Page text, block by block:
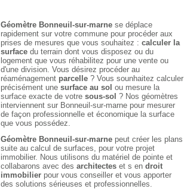
Géomètre Bonneuil-sur-marne se déplace
rapidement sur votre commune pour procéder aux
prises de mesures que vous souhaitez : calculer la
surface du terrain dont vous disposez ou du
logement que vous réhabilitez pour une vente ou
d'une division. Vous désirez procéder au
réaménagement parcelle ? Vous sounhaitez calculer
précisément une surface au sol ou mesure la
surface exacte de votre sous-sol ? Nos géomètres
interviennent sur Bonneuil-sur-marne pour mesurer
de façon professionnelle et économique la surface
que vous possédez.
Géomètre Bonneuil-sur-marne peut créer les plans
suite au calcul de surfaces, pour votre projet
immobilier. Nous utilisons du matériel de pointe et
collabarons avec des architectes et s en droit
immobilier pour vous conseiller et vous apporter
des solutions sérieuses et professionnelles.